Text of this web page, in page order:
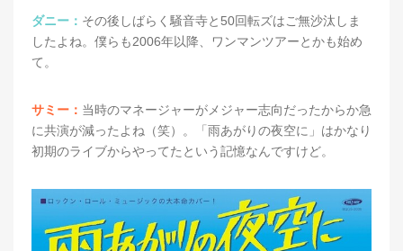
ダニー： その後しばらく騒音寺と50回転ズはご無沙汰しま
したよね。僕らも2006年以降、ワンマンツアーとかも始め
て。
サミー： 当時のマネージャーがメジャー志向だったからか急
に共演が減ったよね（笑）。「雨あがりの夜空に」はかなり
初期のライブからやってたという記憶なんですけど。